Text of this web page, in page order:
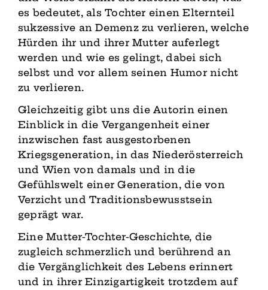
es bedeutet, als Tochter einen Elternteil
sukzessive an Demenz zu verlieren, welche
Hürden ihr und ihrer Mutter auferlegt
werden und wie es gelingt, dabei sich
selbst und vor allem seinen Humor nicht
zu verlieren.
Gleichzeitig gibt uns die Autorin einen
Einblick in die Vergangenheit einer
inzwischen fast ausgestorbenen
Kriegsgeneration, in das Niederösterreich
und Wien von damals und in die
Gefühlswelt einer Generation, die von
Verzicht und Traditionsbewusstsein
geprägt war.
Eine Mutter-Tochter-Geschichte, die
zugleich schmerzlich und berührend an
die Vergänglichkeit des Lebens erinnert
und in ihrer Einzigartigkeit trotzdem auf